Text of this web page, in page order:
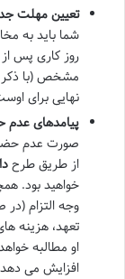
تعیین مهلت
روز کاری پس
مشخص (با ذکر
نهایی برای
پیامدهای عدم
صورت عدم
از طریق طرح
خواهید بود.
وجه التزام
تعهد، هزینه
او مطالبه
افزایش می